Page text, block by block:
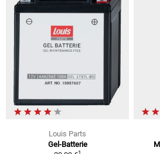
Louis Parts
Gel-Batterie
1